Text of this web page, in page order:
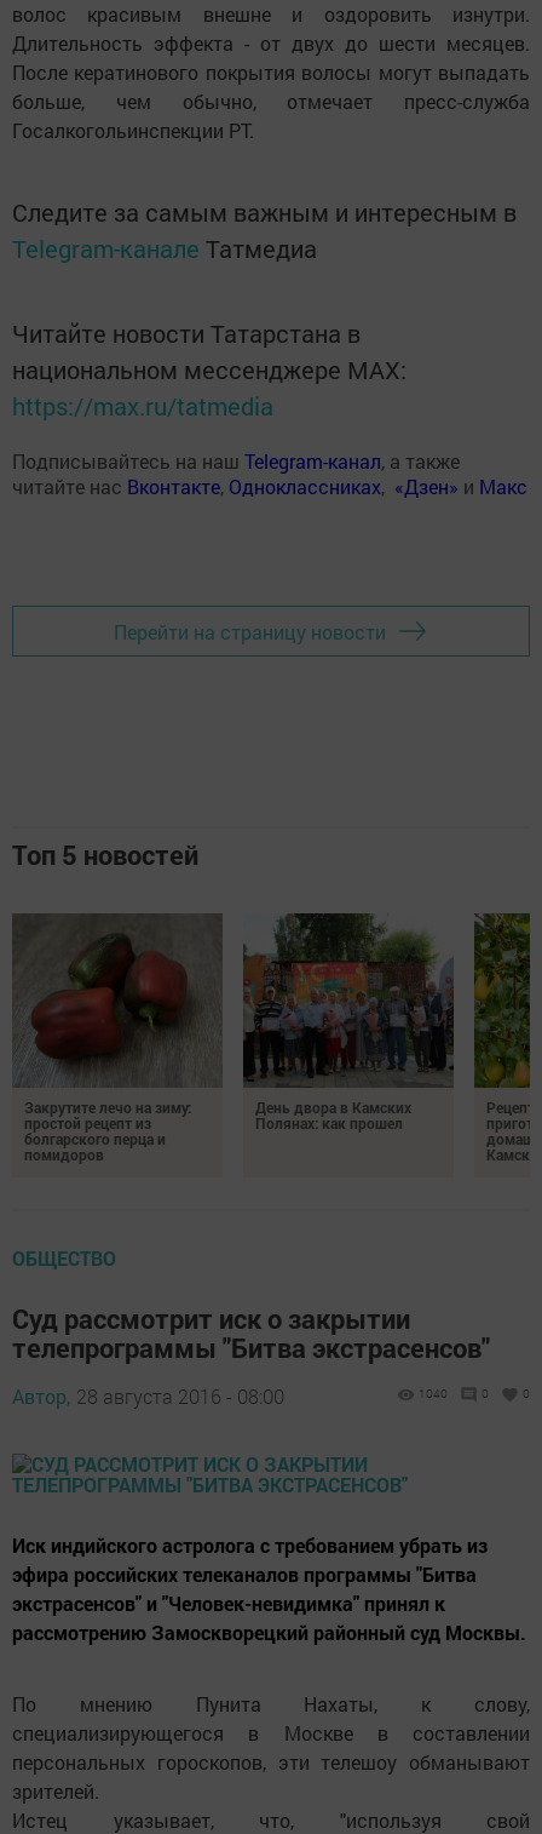
волос красивым внешне и оздоровить изнутри.
Длительность эффекта - от двух до шести месяцев.
После кератинового покрытия волосы могут выпадать
больше, чем обычно, отмечает пресс-служба
Госалкогольинспекции РТ.
Следите за самым важным и интересным в
Telegram-канале Татмедиа
Читайте новости Татарстана в
национальном мессенджере MАХ:
https://max.ru/tatmedia
Подписывайтесь на наш Telegram-канал, а также
читайте нас Вконтакте, Одноклассниках, «Дзен» и Макс
Перейти на страницу новости
Топ 5 новостей
Закрутите лечо на зиму:
простой рецепт из
болгарского перца и
помидоров
День двора в Камских
Полянах: как прошел
ОБЩЕСТВО
Суд рассмотрит иск о закрытии
телепрограммы "Битва экстрасенсов"
Автор, 28 августа 2016 - 08:00 1040 0 0
Иск индийского астролога с требованием убрать из
эфира российских телеканалов программы "Битва
экстрасенсов" и "Человек-невидимка" принял к
рассмотрению Замоскворецкий районный суд Москвы.
По мнению Пунита Нахаты, к слову,
специализирующегося в Москве в составлении
персональных гороскопов, эти телешоу обманывают
зрителей.
Истец указывает, что, "используя свой